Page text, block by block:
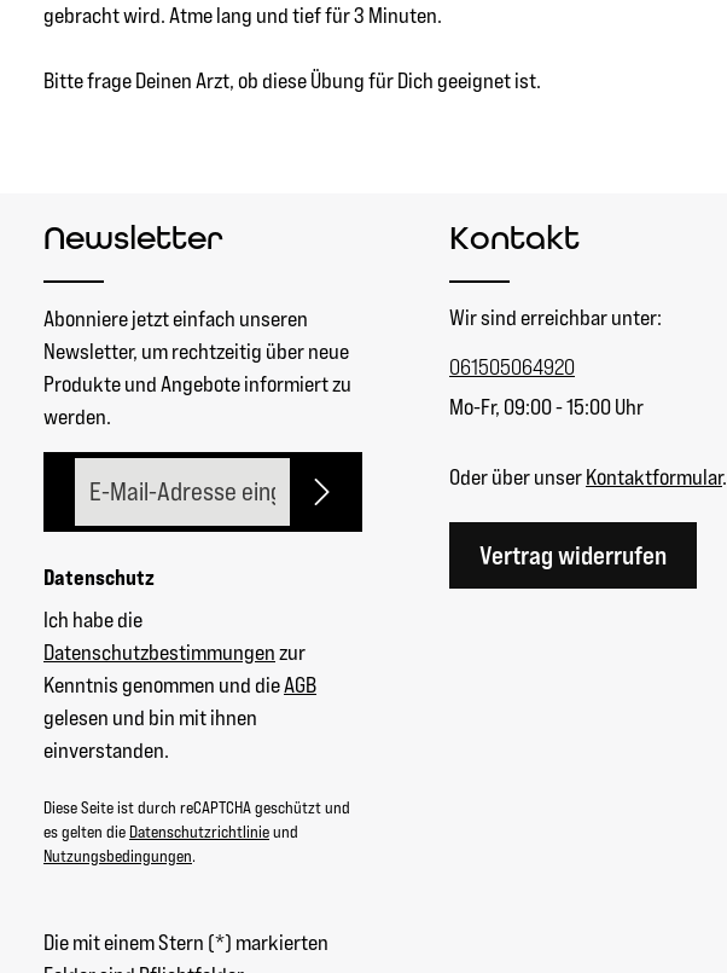
gebracht wird. Atme lang und tief für 3 Minuten.
Bitte frage Deinen Arzt, ob diese Übung für Dich geeignet ist.
Newsletter
Abonniere jetzt einfach unseren
Newsletter, um rechtzeitig über neue
Produkte und Angebote informiert zu
werden.
Datenschutz
Ich habe die
Datenschutzbestimmungenzur
Kenntnis genommen und dieAGB
gelesen und bin mit ihnen
einverstanden.
Diese Seite ist durch reCAPTCHA geschützt und
es gelten die Datenschutzrichtlinieund
Nutzungsbedingungen.
Die mit einem Stern (*) markierten
Kontakt
Wir sind erreichbar unter:
061505064920
Mo-Fr, 09:00 - 15:00 Uhr
Oder über unserKontaktformular.
Vertrag widerrufen